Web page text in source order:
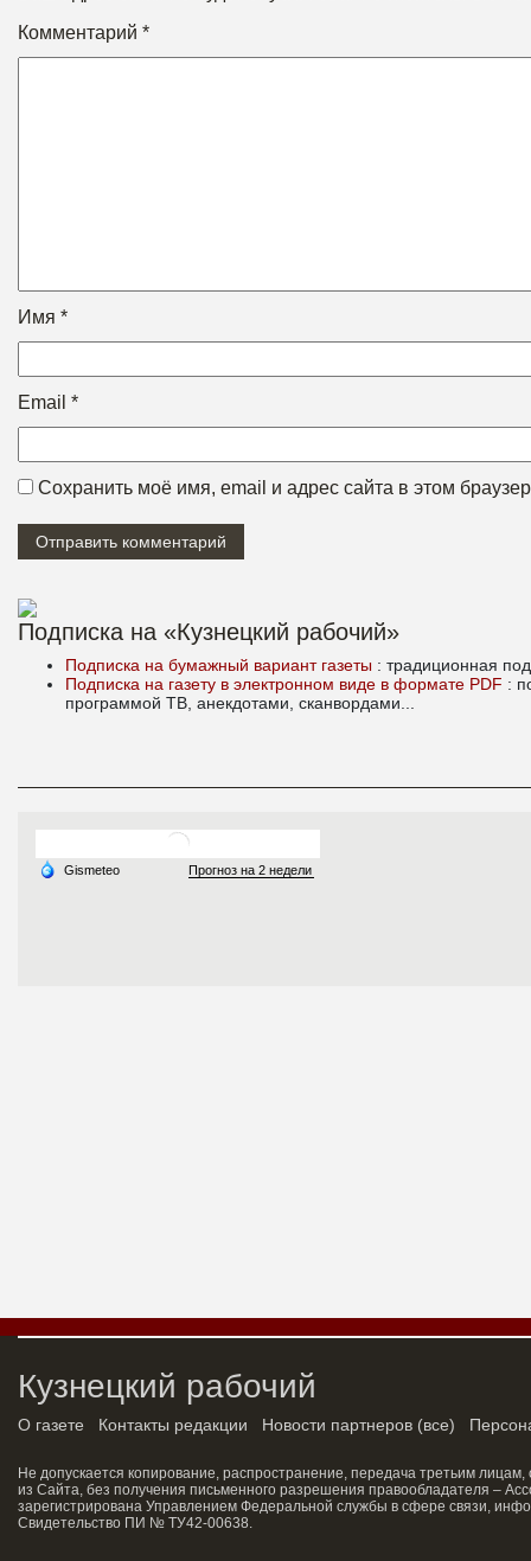
Комментарий *
Имя *
Email *
Сохранить моё имя, email и адрес сайта в этом
Подписка на «Кузнецкий рабочий»
Подписка на бумажный вариант газеты : традиционная
Подписка на газету в электронном виде в формате PDF :
программой ТВ, анекдотами, сканвордами...
Кузнецкий рабочий
О газете Контакты редакции Новости партнеров (все)
Не допускается копирование, распространение, передача третьим
из Сайта, без получения письменного разрешения правообладателя –
зарегистрирована Управлением Федеральной службы в сфере связи,
Свидетельство ПИ № ТУ42-00638.